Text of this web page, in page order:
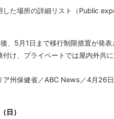
した場所の詳細リスト（Public
、5月1日まで移行制限措置が発
付け、プライベートでは屋内外共
ア州保健省／ABC News／4月26日
日）